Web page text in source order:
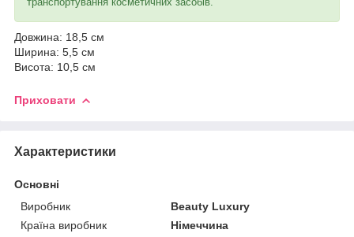
Довжина: 18,5 см
Ширина: 5,5 см
Висота: 10,5 см
Приховати
Характеристики
Основні
Виробник
Beauty Luxury
Країна виробник
Німеччина